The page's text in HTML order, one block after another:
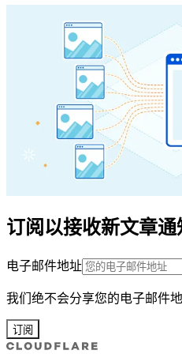
订阅以接收新文章通
电子邮件地址
我们绝不会分享您的电子邮件地
订阅